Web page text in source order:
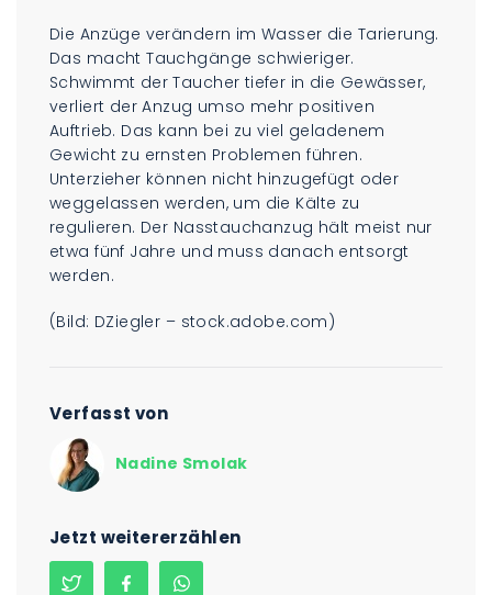
Die Anzüge verändern im Wasser die Tarierung.
Das macht Tauchgänge schwieriger.
Schwimmt der Taucher tiefer in die Gewässer,
verliert der Anzug umso mehr positiven
Auftrieb. Das kann bei zu viel geladenem
Gewicht zu ernsten Problemen führen.
Unterzieher können nicht hinzugefügt oder
weggelassen werden, um die Kälte zu
regulieren. Der Nasstauchanzug hält meist nur
etwa fünf Jahre und muss danach entsorgt
werden.
(Bild: DZiegler – stock.adobe.com)
Verfasst von
Nadine Smolak
Jetzt weitererzählen